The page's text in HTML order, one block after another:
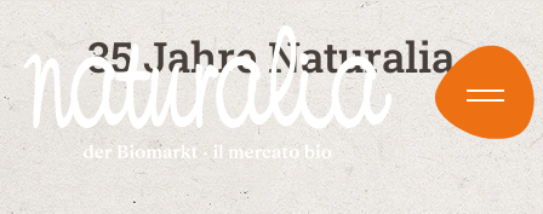
35 Jahre Naturalia